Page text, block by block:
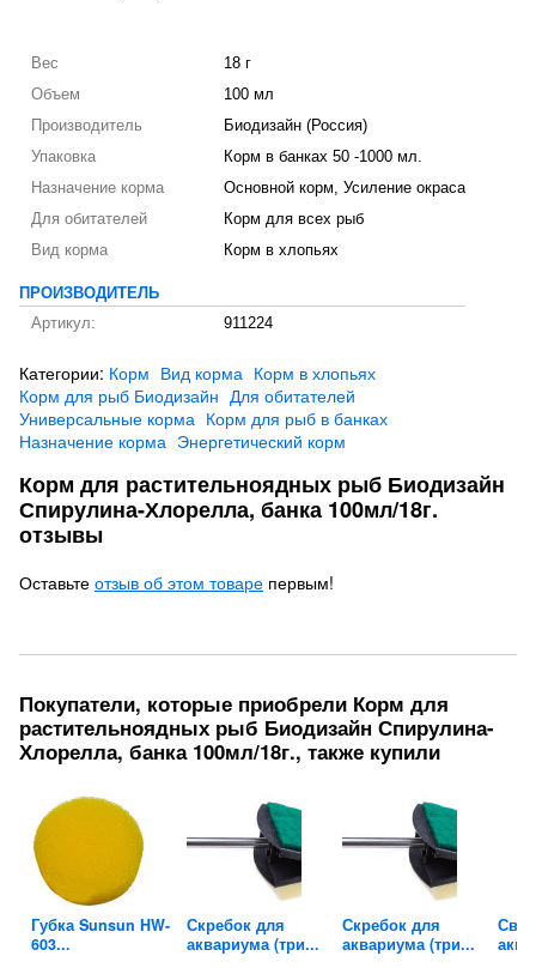
Вес
18 г
Объем
100 мл
Производитель
Биодизайн (Россия)
Упаковка
Корм в банках 50 -1000 мл.
Назначение корма
Основной корм, Усиление окраса
Для обитателей
Корм для всех рыб
Вид корма
Корм в хлопьях
ПРОИЗВОДИТЕЛЬ
Артикул:
911224
Категории: Корм Вид корма Корм в хлопьях
Корм для рыб Биодизайн Для обитателей
Универсальные корма Корм для рыб в банках
Назначение корма Энергетический корм
Корм для растительноядных рыб Биодизайн
Спирулина-Хлорелла, банка 100мл/18г.
отзывы
Оставьте отзыв об этом товаре первым!
Покупатели, которые приобрели Корм для
растительноядных рыб Биодизайн Спирулина-
Хлорелла, банка 100мл/18г., также купили
Губка Sunsun HW-
603...
Скребок для
аквариума (три...
Скребок для
аквариума (три...